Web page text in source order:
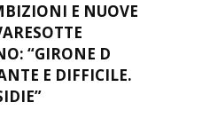
E NUOVE
“GIRONE D
E DIFFICILE.